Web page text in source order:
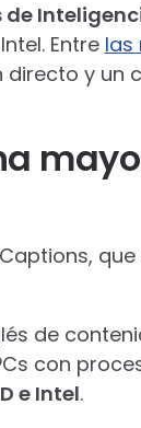
Entre las
y un
que
de
con
e Intel.